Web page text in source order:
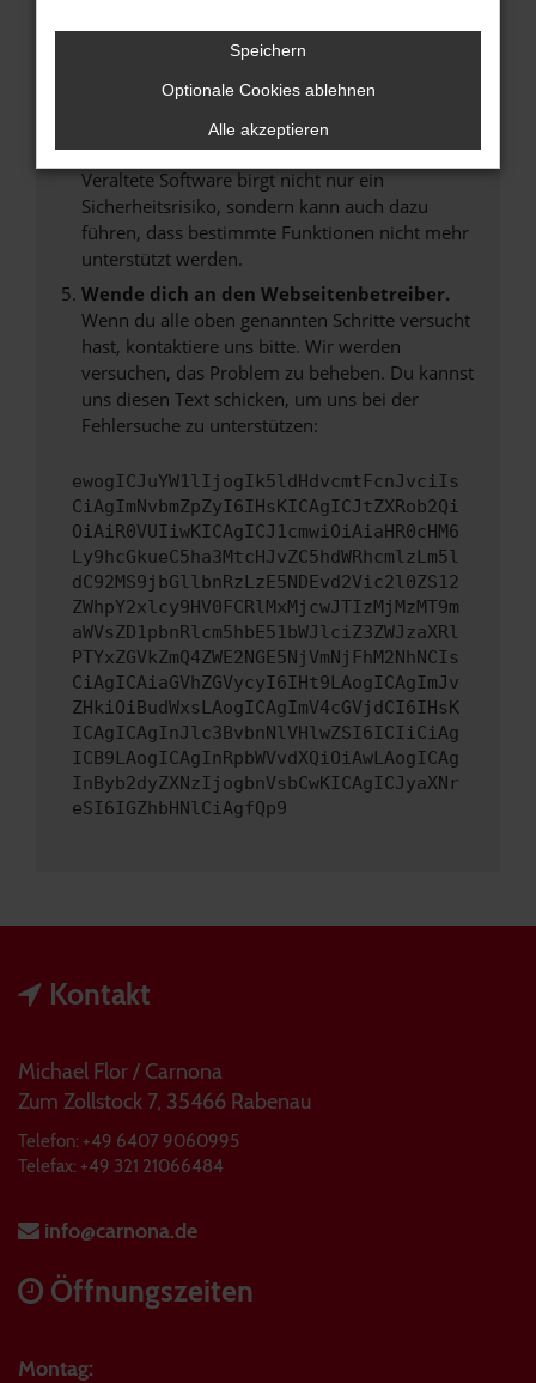
Das kann manchmal helfen, vorübergehende
Probleme zu beheben.
Stelle sicher, dass dein Browser und dein
Betriebssystem auf dem neuesten Stand
sind.
Veraltete Software birgt nicht nur ein
Sicherheitsrisiko, sondern kann auch dazu
führen, dass bestimmte Funktionen nicht mehr
unterstützt werden.
Wende dich an den Webseitenbetreiber.
Wenn du alle oben genannten Schritte versucht
hast, kontaktiere uns bitte. Wir werden
versuchen, das Problem zu beheben. Du kannst
uns diesen Text schicken, um uns bei der
Fehlersuche zu unterstützen:
ewogICJuYW1lIjogIk5ldHdvcmtFcnJvciIs
CiAgImNvbmZpZyI6IHsKICAgICJtZXRob2Qi
OiAiR0VUIiwKICAgICJ1cmwiOiAiaHR0cHM6
Ly9hcGkueC5ha3MtcHJvZC5hdWRhcmlzLm5l
dC92MS9jbGllbnRzLzE5NDEvd2Vic2l0ZS12
ZWhpY2xlcy9HV0FCRlMxMjcwJTIzMjMzMT9m
aWVsZD1pbnRlcm5hbE51bWJlciZ3ZWJzaXRl
PTYxZGVkZmQ4ZWE2NGE5NjVmNjFhM2NhNCIs
CiAgICAiaGVhZGVycyI6IHt9LAogICAgImJv
ZHkiOiBudWxsLAogICAgImV4cGVjdCI6IHsK
ICAgICAgInJlc3BvbnNlVHlwZSI6ICIiCiAg
ICB9LAogICAgInRpbWVvdXQiOiAwLAogICAg
InByb2dyZXNzIjogbnVsbCwKICAgICJyaXNr
eSI6IGZhbHNlCiAgfQp9
Kontakt
Michael Flor / Carnona
Zum Zollstock 7, 35466 Rabenau
Telefon: +49 6407 9060995
Telefax: +49 321 21066484
info@carnona.de
Öffnungszeiten
Montag:
Speichern
Optionale Cookies ablehnen
Alle akzeptieren